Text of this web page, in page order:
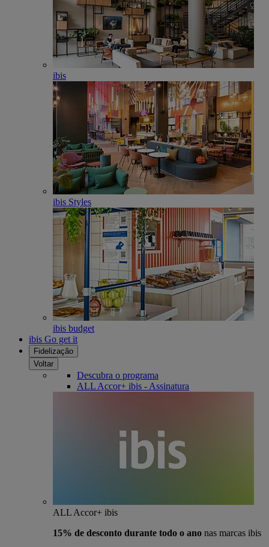
ibis
ibis Styles
ibis budget
ibis Go get it
Fidelização
Voltar
Descubra o programa
ALL Accor+ ibis - Assinatura
ALL Accor+ ibis
15% de desconto durante todo o ano nas marcas ibis